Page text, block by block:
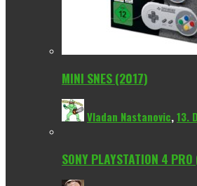
MINI SNES (2017)
Vladan Nastanovic,13.
SONY PLAYSTATION 4